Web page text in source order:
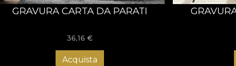
GRAVURA CARTA DA PARATI
36,16 €
Acquista